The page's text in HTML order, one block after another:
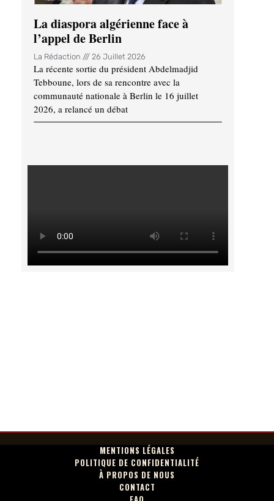
La diaspora algérienne face à
l’appel de Berlin
La Rédaction 26 Juillet 2026
La récente sortie du président Abdelmadjid
Tebboune, lors de sa rencontre avec la
communauté nationale à Berlin le 16 juillet
2026, a relancé un débat
MENTIONS LÉGALES
POLITIQUE DE CONFIDENTIALITÉ
À PROPOS DE NOUS
CONTACT